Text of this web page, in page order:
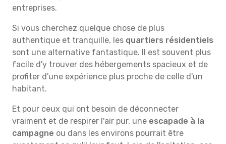
entreprises.
Si vous cherchez quelque chose de plus
authentique et tranquille, les quartiers résidentiels
sont une alternative fantastique. Il est souvent plus
facile d'y trouver des hébergements spacieux et de
profiter d'une expérience plus proche de celle d'un
habitant.
Et pour ceux qui ont besoin de déconnecter
vraiment et de respirer l'air pur, une escapade à la
campagne ou dans les environs pourrait être